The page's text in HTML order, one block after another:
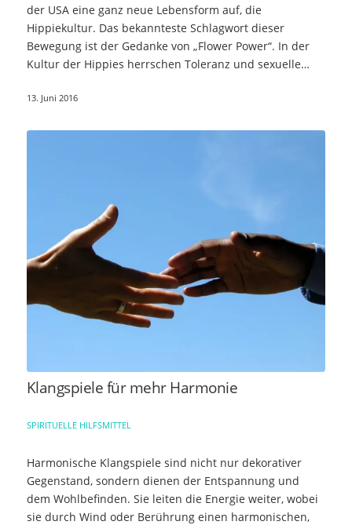
der USA eine ganz neue Lebensform auf, die
Hippiekultur. Das bekannteste Schlagwort dieser
Bewegung ist der Gedanke von „Flower Power“. In der
Kultur der Hippies herrschen Toleranz und sexuelle…
13. Juni 2016
Klangspiele für mehr Harmonie
SPIRITUELLE HILFSMITTEL
Harmonische Klangspiele sind nicht nur dekorativer
Gegenstand, sondern dienen der Entspannung und
dem Wohlbefinden. Sie leiten die Energie weiter, wobei
sie durch Wind oder Berührung einen harmonischen,